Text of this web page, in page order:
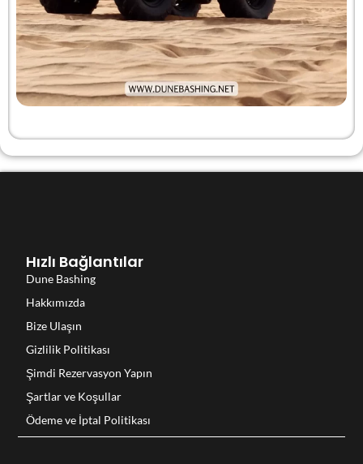
Hızlı Bağlantılar
Dune Bashing
Hakkımızda
Bize Ulaşın
Gizlilik Politikası
Şimdi Rezervasyon Yapın
Şartlar ve Koşullar
Ödeme ve İptal Politikası